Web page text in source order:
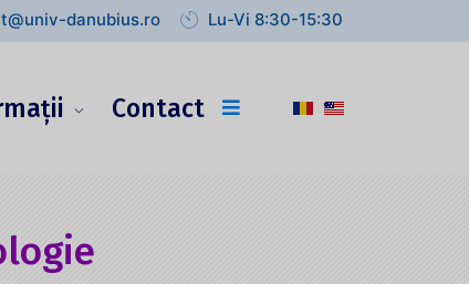
danubius.ro Lu-Vi 8:30-15:30
Contact